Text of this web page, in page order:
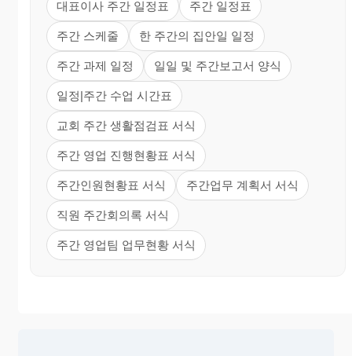
대표이사 주간 일정표 주간 일정표
주간 스케줄 한 주간의 집안일 일정
주간 과제 일정 일일 및 주간보고서 양식
일정|주간 수업 시간표
교회 주간 생활점검표 서식
주간 영업 진행현황표 서식
주간인원현황표 서식 주간업무 계획서 서식
직원 주간회의록 서식
주간 영업팀 업무현황 서식